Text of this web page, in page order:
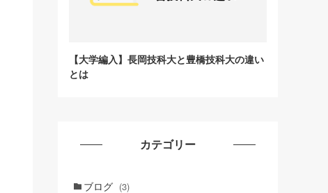
【大学編入】長岡技科大と豊橋技科大の違い
とは
カテゴリー
ブログ (3)